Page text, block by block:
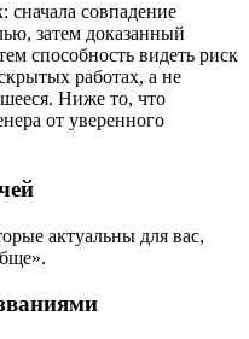
сначала совпадение
затем доказанный
способность видеть риск
работах, а не
Ниже то, что
от уверенного
актуальны для вас,